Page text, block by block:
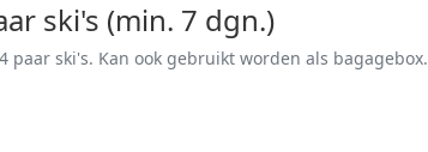
ski's (min. 7 dgn.)
paar ski's. Kan ook gebruikt worden als bagagebox.